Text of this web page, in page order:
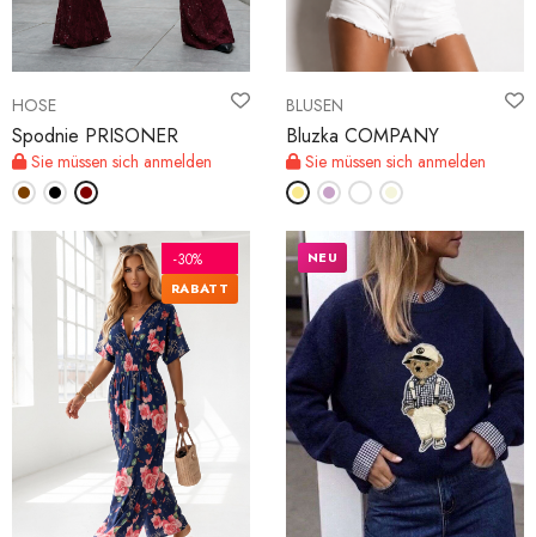
HOSE
Spodnie PRISONER
Sie müssen sich anmelden
BLUSEN
Bluzka COMPANY
Sie müssen sich anmelden
-30%
RABATT
NEU